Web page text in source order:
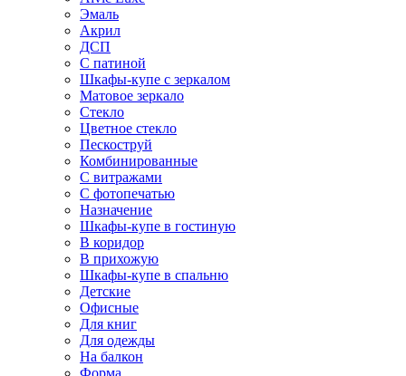
Эмаль
Акрил
ДСП
С патиной
Шкафы-купе с зеркалом
Матовое зеркало
Стекло
Цветное стекло
Пескоструй
Комбинированные
С витражами
С фотопечатью
Назначение
Шкафы-купе в гостиную
В коридор
В прихожую
Шкафы-купе в спальню
Детские
Офисные
Для книг
Для одежды
На балкон
Форма